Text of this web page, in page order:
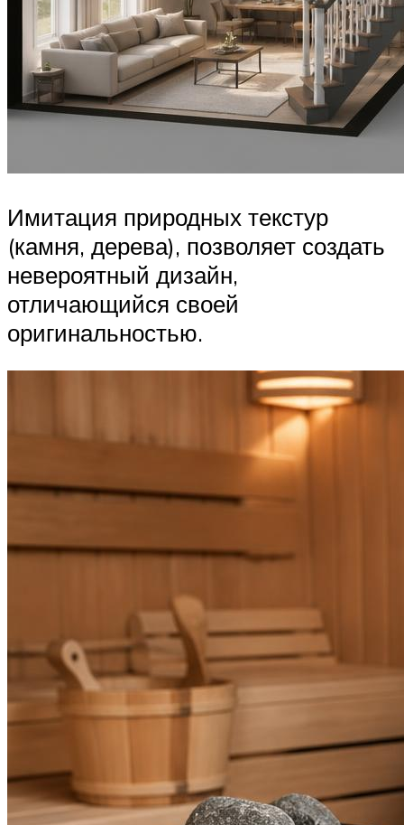
Имитация природных текстур
(камня, дерева), позволяет создать
невероятный дизайн,
отличающийся своей
оригинальностью.